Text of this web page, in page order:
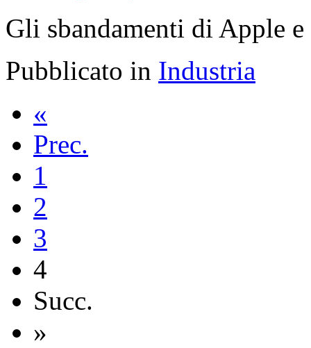
Gli sbandamenti di Apple
Pubblicato in Industria
«
Prec.
1
2
3
4
Succ.
»